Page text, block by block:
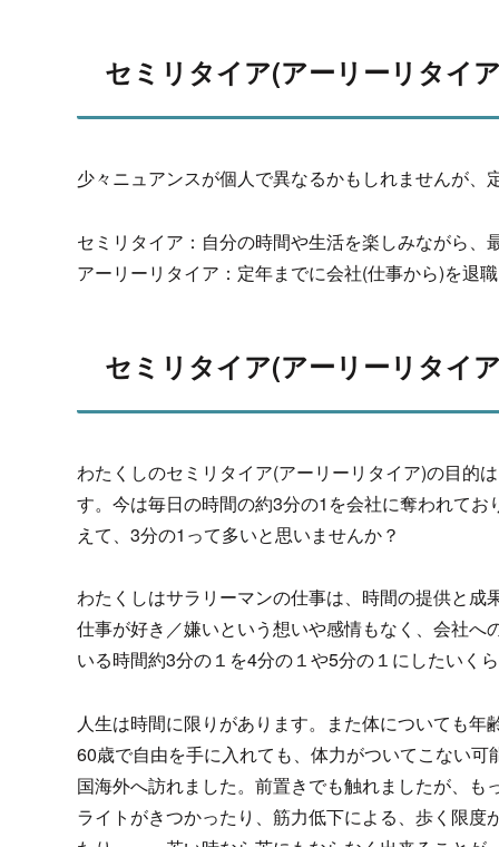
セミリタイア(アーリーリタイ
少々ニュアンスが個人で異なるかもしれませんが、
セミリタイア：自分の時間や生活を楽しみながら、
アーリーリタイア：定年までに会社(仕事から)を退職
セミリタイア(アーリーリタイ
わたくしのセミリタイア(アーリーリタイア)の目的
す。今は毎日の時間の約3分の1を会社に奪われて
えて、3分の1って多いと思いませんか？
わたくしはサラリーマンの仕事は、時間の提供と
仕事が好き／嫌いという想いや感情もなく、会社
いる時間約3分の１を4分の１や5分の１にしたいく
人生は時間に限りがあります。また体についても
60歳で自由を手に入れても、体力がついてこない
国海外へ訪れました。前置きでも触れましたが、
ライトがきつかったり、筋力低下による、歩く限